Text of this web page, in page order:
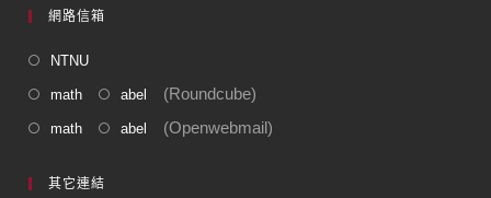
網路信箱
NTNU
math abel (Roundcube)
math abel (Openwebmail)
其它連結